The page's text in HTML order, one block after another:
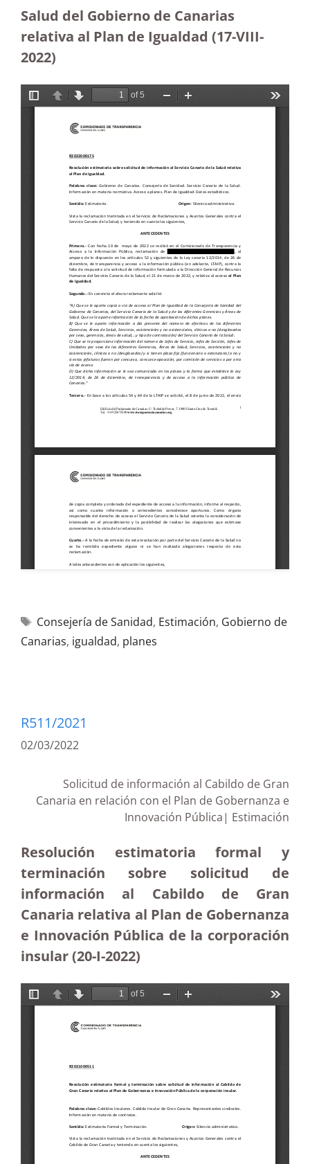
Salud del Gobierno de Canarias
relativa al Plan de Igualdad (17-VIII-
2022)
Consejería de Sanidad, Estimación, Gobierno de
Canarias, igualdad, planes
R511/2021
02/03/2022
Solicitud de información al Cabildo de Gran
Canaria en relación con el Plan de Gobernanza e
Innovación Pública| Estimación
Resolución estimatoria formal y
terminación sobre solicitud de
información al Cabildo de Gran
Canaria relativa al Plan de Gobernanza
e Innovación Pública de la corporación
insular (20-I-2022)